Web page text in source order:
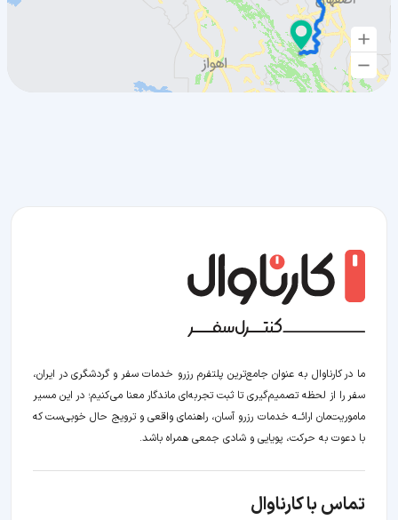
ما در کارناوال به عنوان جامع‌ترین پلتفرم رزرو خدمات سفر و گردشگری در ایران،
سفر را از لحظه‌ تصمیم‌گیری تا ثبت تجربه‌ای ماندگار معنا می‌کنیم؛ در این مسیر‍
ماموریت‌مان اراﺋــﻪ خدمات رزرو آسان، راهنمای واقعی و ترویج حال خوبی‌ست که
با دعوت به حرکت، پویایی و شادی جمعی همراه باشد.
تماس با کارناوال